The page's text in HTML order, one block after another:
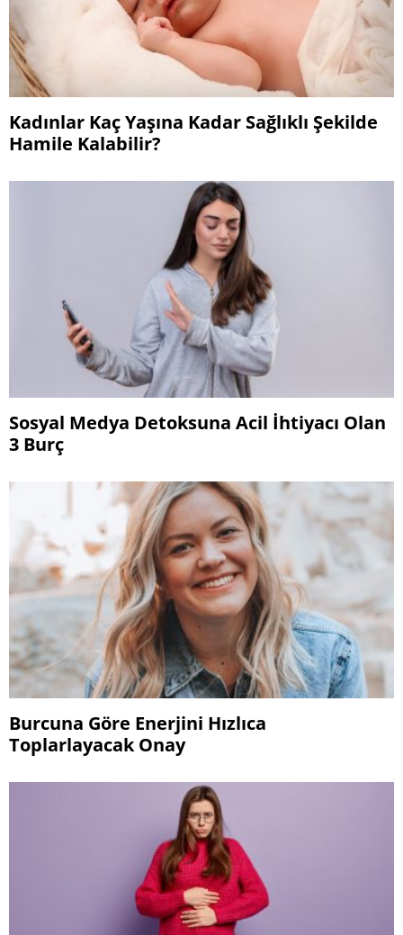
Kadınlar Kaç Yaşına Kadar Sağlıklı Şekilde
Hamile Kalabilir?
Sosyal Medya Detoksuna Acil İhtiyacı Olan
3 Burç
Burcuna Göre Enerjini Hızlıca
Toplarlayacak Onay